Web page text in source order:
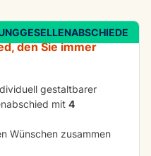
den Sie immer
gestaltbarer
mit 4
Wünschen zusammen